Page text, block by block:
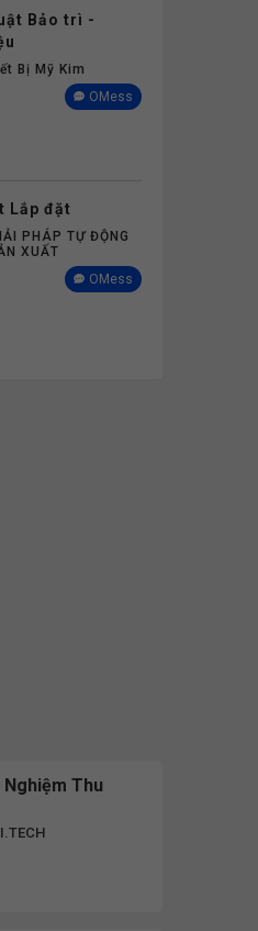
Bảo trì -
Bị Mỹ Kim
OMess
Lắp đặt
PHÁP TỰ ĐỘNG
XUẤT
OMess
Nghiệm Thu